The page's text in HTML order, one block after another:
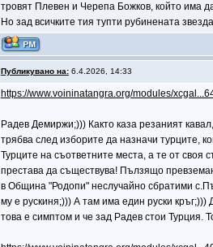
тровят Плевен и Черепа Божков, който има
Но зад всичките тия тупти рубинената
Публикувано на:6.4.2026, 14:33
https://www.voininatangra.org/modules/
Радев Демиржи;))) Както каза резаният
трябва след изборите да назначи турците,
Турците на съответните места, а те от
престава да съществува! Пълзящо
в Община "Родопи" неслучайно сбратими
му е рускиня;))) А там има един руски
това е симптом и че зад Радев стои Турция.